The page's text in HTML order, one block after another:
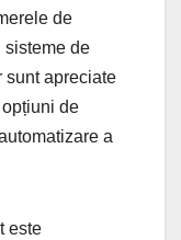
de
sisteme de
sunt apreciate
de
a
este